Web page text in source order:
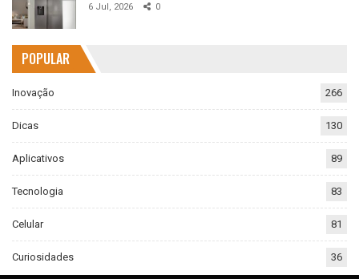
6 Jul, 2026 0
POPULAR
Inovação 266
Dicas 130
Aplicativos 89
Tecnologia 83
Celular 81
Curiosidades 36